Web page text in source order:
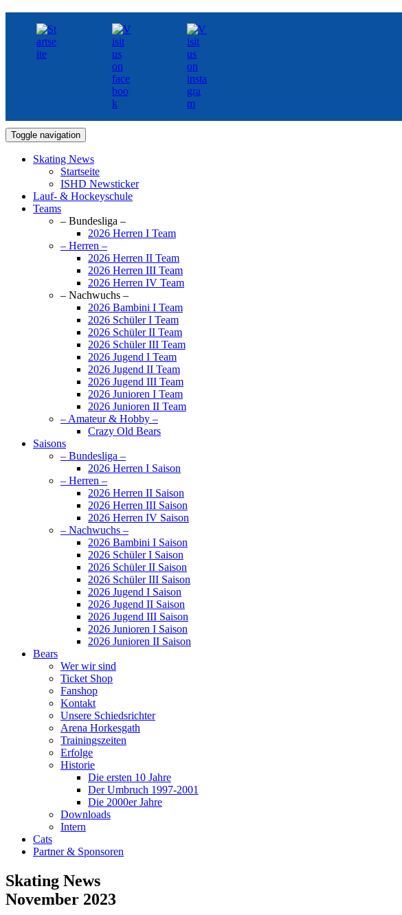
Toggle navigation
Skating News
Startseite
ISHD Newsticker
Lauf- & Hockeyschule
Teams
– Bundesliga –
2026 Herren I Team
– Herren –
2026 Herren II Team
2026 Herren III Team
2026 Herren IV Team
– Nachwuchs –
2026 Bambini I Team
2026 Schüler I Team
2026 Schüler II Team
2026 Schüler III Team
2026 Jugend I Team
2026 Jugend II Team
2026 Jugend III Team
2026 Junioren I Team
2026 Junioren II Team
– Amateur & Hobby –
Crazy Old Bears
Saisons
– Bundesliga –
2026 Herren I Saison
– Herren –
2026 Herren II Saison
2026 Herren III Saison
2026 Herren IV Saison
– Nachwuchs –
2026 Bambini I Saison
2026 Schüler I Saison
2026 Schüler II Saison
2026 Schüler III Saison
2026 Jugend I Saison
2026 Jugend II Saison
2026 Jugend III Saison
2026 Junioren I Saison
2026 Junioren II Saison
Bears
Wer wir sind
Ticket Shop
Fanshop
Kontakt
Unsere Schiedsrichter
Arena Horkesgath
Trainingszeiten
Erfolge
Historie
Die ersten 10 Jahre
Der Umbruch 1997-2001
Die 2000er Jahre
Downloads
Intern
Cats
Partner & Sponsoren
Skating News
November 2023